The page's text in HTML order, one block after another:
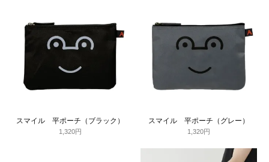
スマイル 平ポーチ（ブラック）
1,320円
スマイル 平ポーチ（グレー）
1,320円